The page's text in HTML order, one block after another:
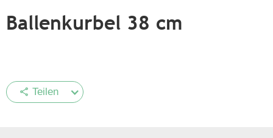
Ballenkurbel 38 cm
share Teilen